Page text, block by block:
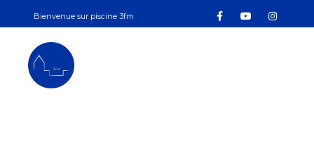
Bienvenue sur piscine 3fm
contact.3fm@gmail.com
+33 7 83 72 08 15